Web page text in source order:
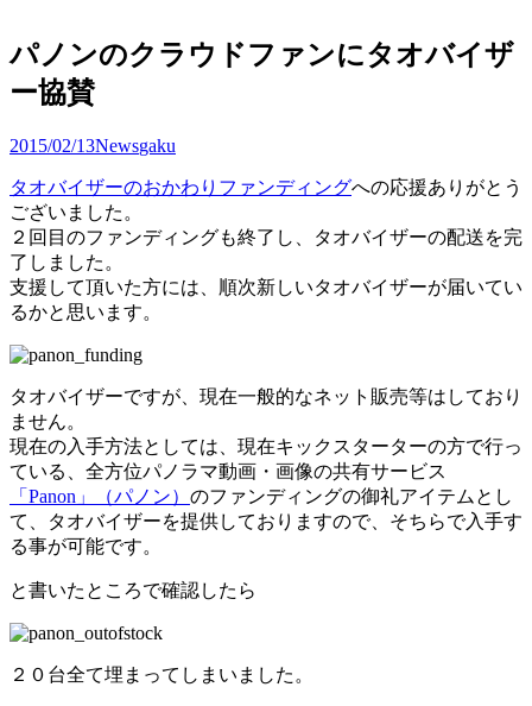
パノンのクラウドファンにタオバイザ
ー協賛
2015/02/13Newsgaku
タオバイザーのおかわりファンディングへの応援ありがとう
ございました。
２回目のファンディングも終了し、タオバイザーの配送を完
了しました。
支援して頂いた方には、順次新しいタオバイザーが届いてい
るかと思います。
タオバイザーですが、現在一般的なネット販売等はしており
ません。
現在の入手方法としては、現在キックスターターの方で行っ
ている、全方位パノラマ動画・画像の共有サービス
「Panon」（パノン） のファンディングの御礼アイテムとし
て、タオバイザーを提供しておりますので、そちらで入手す
る事が可能です。
と書いたところで確認したら
２０台全て埋まってしまいました。